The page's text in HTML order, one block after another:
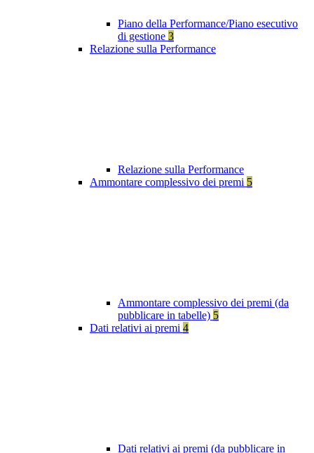
Piano della Performance/Piano esecutivo
di gestione 3
Relazione sulla Performance
Relazione sulla Performance
Ammontare complessivo dei premi 5
Ammontare complessivo dei premi (da
pubblicare in tabelle) 5
Dati relativi ai premi 4
Dati relativi ai premi (da pubblicare in